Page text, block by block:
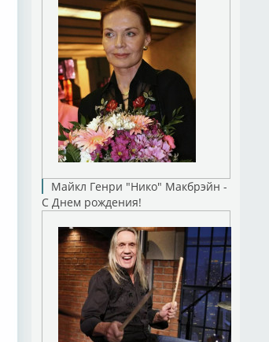
Майкл Генри "Нико" Макбрэйн -
С Днем рождения!